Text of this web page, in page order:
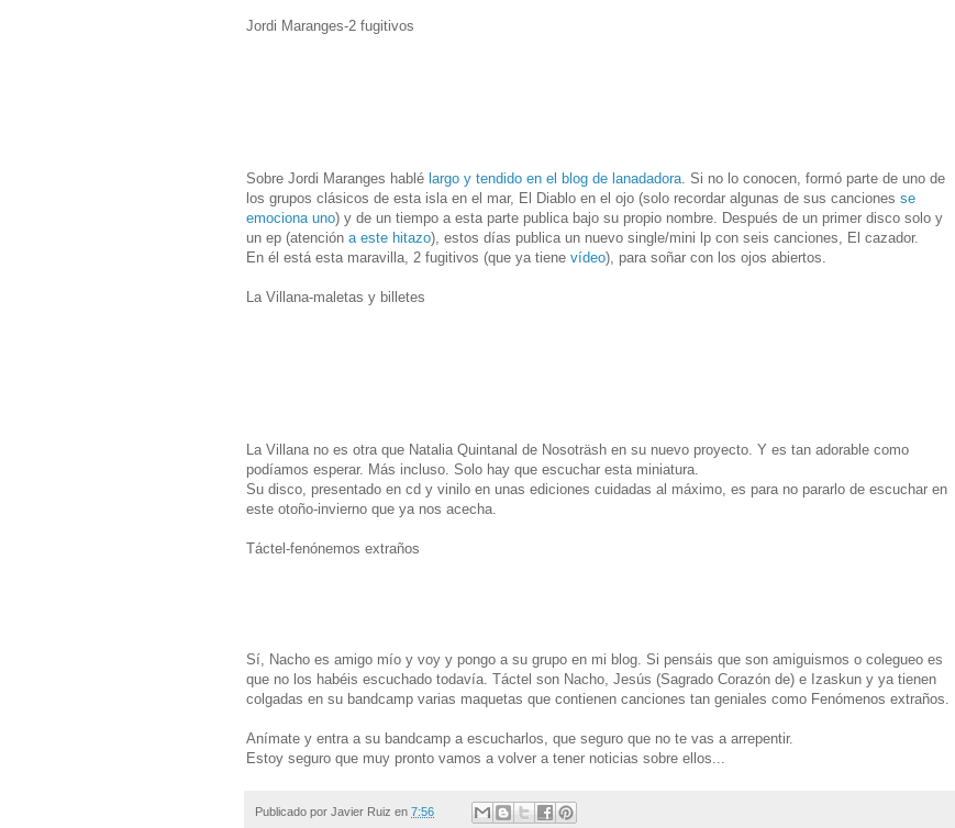
Jordi Maranges-2 fugitivos
Sobre Jordi Maranges hablé largo y tendido en el blog de lanadadora . Si no lo conocen, formó parte de uno de
los grupos clásicos de esta isla en el mar, El Diablo en el ojo (solo recordar algunas de sus canciones se
emociona uno) y de un tiempo a esta parte publica bajo su propio nombre. Después de un primer disco solo y
un ep (atención a este hitazo), estos días publica un nuevo single/mini lp con seis canciones, El cazador.
En él está esta maravilla, 2 fugitivos (que ya tiene vídeo), para soñar con los ojos abiertos.
La Villana-maletas y billetes
La Villana no es otra que Natalia Quintanal de Nosoträsh en su nuevo proyecto. Y es tan adorable como
podíamos esperar. Más incluso. Solo hay que escuchar esta miniatura.
Su disco, presentado en cd y vinilo en unas ediciones cuidadas al máximo, es para no pararlo de escuchar en
este otoño-invierno que ya nos acecha.
Táctel-fenónemos extraños
Sí, Nacho es amigo mío y voy y pongo a su grupo en mi blog. Si pensáis que son amiguismos o colegueo es
que no los habéis escuchado todavía. Táctel son Nacho, Jesús (Sagrado Corazón de) e Izaskun y ya tienen
colgadas en su bandcamp varias maquetas que contienen canciones tan geniales como Fenómenos extraños.
Anímate y entra a su bandcamp a escucharlos, que seguro que no te vas a arrepentir.
Estoy seguro que muy pronto vamos a volver a tener noticias sobre ellos...
Publicado por Javier Ruiz en 7:56